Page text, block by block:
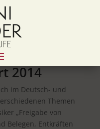
2014
im Deutsch- und
Themen
„Freigabe von
Belegen, Entkräften